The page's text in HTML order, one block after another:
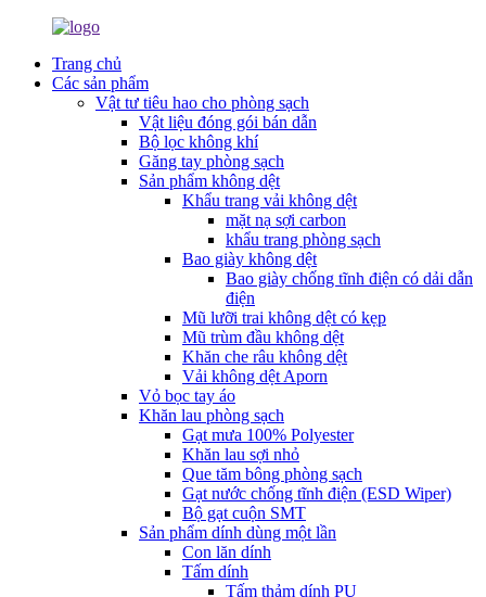
Trang chủ
Các sản phẩm
Vật tư tiêu hao cho phòng sạch
Vật liệu đóng gói bán dẫn
Bộ lọc không khí
Găng tay phòng sạch
Sản phẩm không dệt
Khẩu trang vải không dệt
mặt nạ sợi carbon
khẩu trang phòng sạch
Bao giày không dệt
Bao giày chống tĩnh điện có dải dẫn
điện
Mũ lưỡi trai không dệt có kẹp
Mũ trùm đầu không dệt
Khăn che râu không dệt
Vải không dệt Aporn
Vỏ bọc tay áo
Khăn lau phòng sạch
Gạt mưa 100% Polyester
Khăn lau sợi nhỏ
Que tăm bông phòng sạch
Gạt nước chống tĩnh điện (ESD Wiper)
Bộ gạt cuộn SMT
Sản phẩm dính dùng một lần
Con lăn dính
Tấm dính
Tấm thảm dính PU